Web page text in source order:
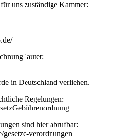
uns zuständige Kammer:
lautet:
in Deutschland verliehen.
Regelungen:
sind hier abrufbar:
verordnungen